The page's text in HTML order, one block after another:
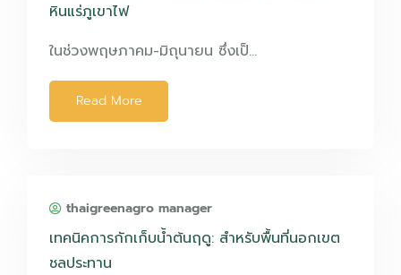
หินแร่ภูเขาไฟ
ในช่วงพฤษภาคม-มิถุนายน ซึ่งเป็…
Read More
thaigreenagro manager
เทคนิคการกักเก็บน้ำต้นฤดู: สำหรับพื้นที่นอกเขต
ชลประทาน